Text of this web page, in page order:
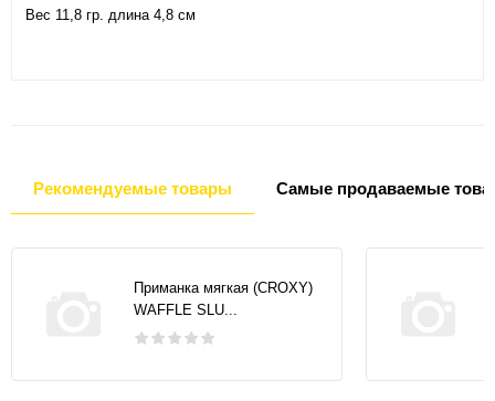
Вес 11,8 гр. длина 4,8 см
Рекомендуемые товары Самые продаваемые
Приманка мягкая (CROXY)
WAFFLE SLU...